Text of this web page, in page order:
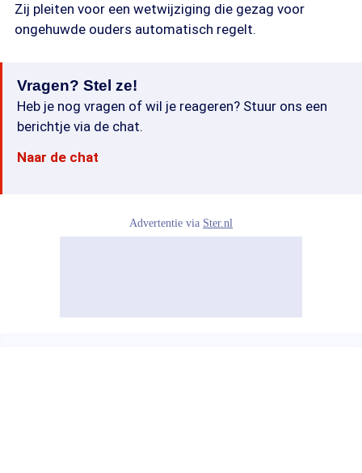
Zij pleiten voor een wetwijziging die gezag voor
ongehuwde ouders automatisch regelt.
Vragen? Stel ze!
Heb je nog vragen of wil je reageren? Stuur ons een
berichtje via de chat.
Naar de chat
Advertentie via Ster.nl